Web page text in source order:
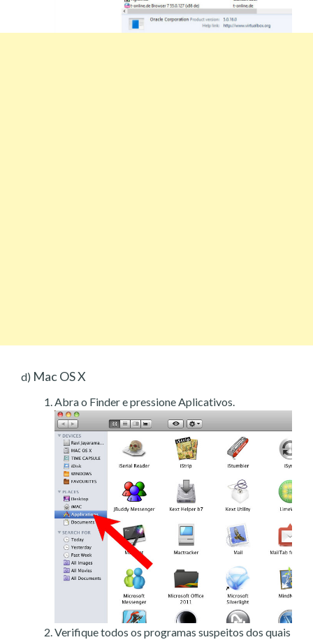
d) Mac OS X
Abra o Finder e pressione Aplicativos.
Verifique todos os programas suspeitos dos quais